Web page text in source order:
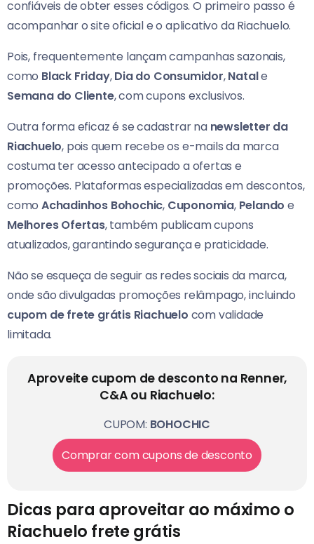
confiáveis de obter esses códigos. O primeiro passo é
acompanhar o site oficial e o aplicativo da Riachuelo.
Pois, frequentemente lançam campanhas sazonais,
como Black Friday,Dia do Consumidor,Natale
Semana do Cliente, com cupons exclusivos.
Outra forma eficaz é se cadastrar na newsletter da
Riachuelo, pois quem recebe os e-mails da marca
costuma ter acesso antecipado a ofertas e
promoções. Plataformas especializadas em descontos,
como Achadinhos Bohochic, Cuponomia, Pelando e
Melhores Ofertas, também publicam cupons
atualizados, garantindo segurança e praticidade.
Não se esqueça de seguir as redes sociais da marca,
onde são divulgadas promoções relâmpago, incluindo
cupom de frete grátis Riachuelo com validade
limitada.
Aproveite cupom de desconto na Renner,
C&A ou Riachuelo:
CUPOM: BOHOCHIC
Comprar com cupons de desconto
Dicas para aproveitar ao máximo o
Riachuelo frete grátis